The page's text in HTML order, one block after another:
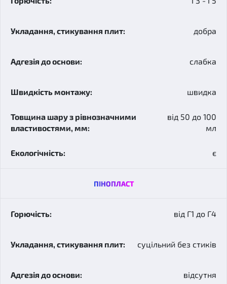
добра
слабка
швидка
від 50 до 100
мл
є
ПІНОПЛАСТ
від Г1 до Г4
суцільний без стиків
відсутня